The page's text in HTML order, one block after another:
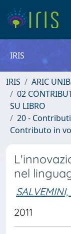
IRIS
IRIS
ARIC
02
SU LIBRO
20 -
Contributo in
nel
2011